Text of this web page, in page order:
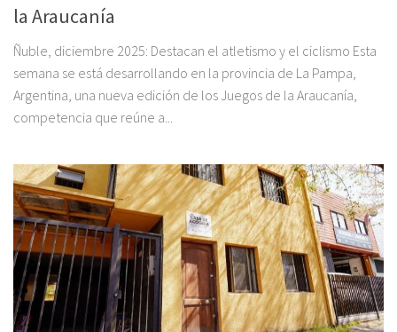
la Araucanía
Ñuble, diciembre 2025: Destacan el atletismo y el ciclismo Esta
semana se está desarrollando en la provincia de La Pampa,
Argentina, una nueva edición de los Juegos de la Araucanía,
competencia que reúne a...